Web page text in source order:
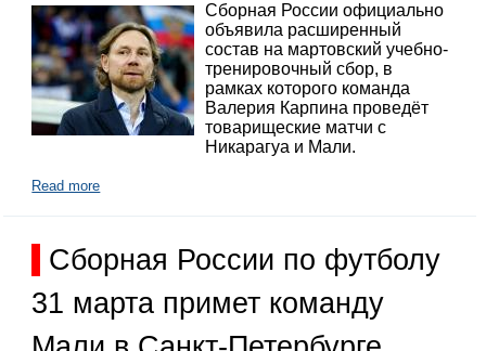
Сборная России официально
объявила расширенный
состав на мартовский учебно-
тренировочный сбор, в
рамках которого команда
Валерия Карпина проведёт
товарищеские матчи с
Никарагуа и Мали.
Read more
Сборная России по футболу
31 марта примет команду